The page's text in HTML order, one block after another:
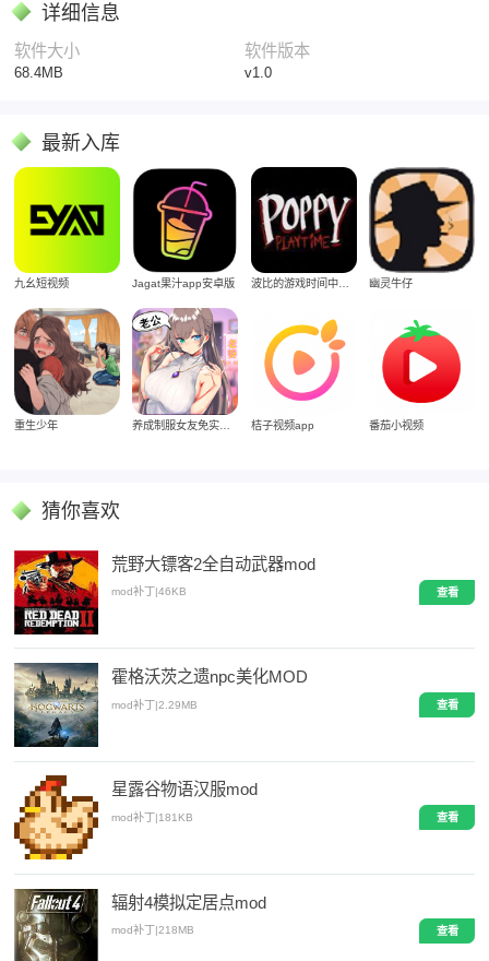
详细信息
软件大小
68.4MB
软件版本
v1.0
最新入库
九幺短视频 Jagat果汁app安卓版 波比的游戏时间中文版 幽灵牛仔
重生少年 桔子视频app 番茄小视频
猜你喜欢
荒野大镖客2全自动武器mod
mod补丁|46KB 查看
霍格沃茨之遗npc美化MOD
mod补丁|2.29MB 查看
星露谷物语汉服mod
mod补丁|181KB 查看
辐射4模拟定居点mod
mod补丁 |218MB 查看